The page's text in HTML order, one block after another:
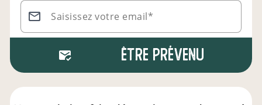
Saisissez votre email*
Être prévenu